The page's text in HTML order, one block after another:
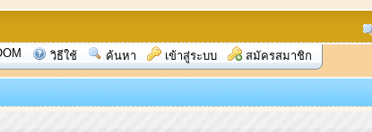
วิธีใช้ ค้นหา เข้าสู่ระบบ สมัครสมาชิก